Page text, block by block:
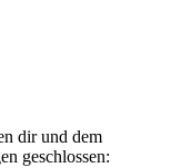
dir und dem
geschlossen: